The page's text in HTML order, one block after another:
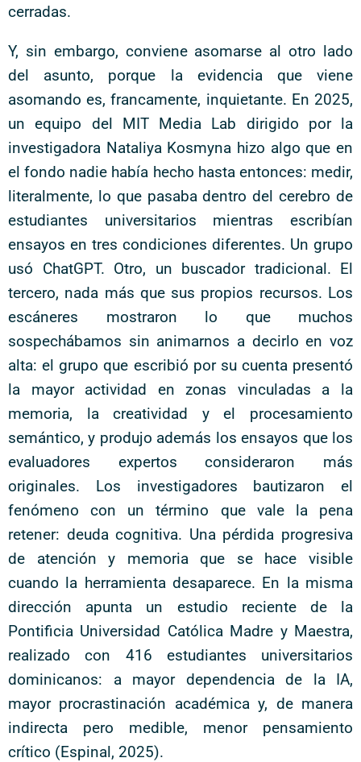
cerradas.
Y, sin embargo, conviene asomarse al otro lado
del asunto, porque la evidencia que viene
asomando es, francamente, inquietante. En 2025,
un equipo del MIT Media Lab dirigido por la
investigadora Nataliya Kosmyna hizo algo que en
el fondo nadie había hecho hasta entonces: medir,
literalmente, lo que pasaba dentro del cerebro de
estudiantes universitarios mientras escribían
ensayos en tres condiciones diferentes. Un grupo
usó ChatGPT. Otro, un buscador tradicional. El
tercero, nada más que sus propios recursos. Los
escáneres mostraron lo que muchos
sospechábamos sin animarnos a decirlo en voz
alta: el grupo que escribió por su cuenta presentó
la mayor actividad en zonas vinculadas a la
memoria, la creatividad y el procesamiento
semántico, y produjo además los ensayos que los
evaluadores expertos consideraron más
originales. Los investigadores bautizaron el
fenómeno con un término que vale la pena
retener: deuda cognitiva. Una pérdida progresiva
de atención y memoria que se hace visible
cuando la herramienta desaparece. En la misma
dirección apunta un estudio reciente de la
Pontificia Universidad Católica Madre y Maestra,
realizado con 416 estudiantes universitarios
dominicanos: a mayor dependencia de la IA,
mayor procrastinación académica y, de manera
indirecta pero medible, menor pensamiento
crítico (Espinal, 2025).